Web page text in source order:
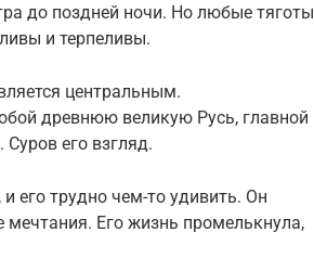
до поздней ночи. Но любые тяготы
и терпеливы.
центральным.
древнюю великую Русь, главной
его взгляд.
его трудно чем-то удивить. Он
мечтания. Его жизнь промелькнула,